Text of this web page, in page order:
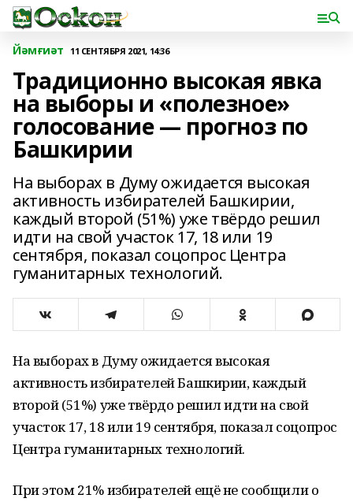
Йәмғиәт 11 СЕНТЯБРЯ 2021, 14:36
Традиционно высокая явка
на выборы и «полезное»
голосование — прогноз по
Башкирии
На выборах в Думу ожидается высокая
активность избирателей Башкирии,
каждый второй (51%) уже твёрдо решил
идти на свой участок 17, 18 или 19
сентября, показал соцопрос Центра
гуманитарных технологий.
На выборах в Думу ожидается высокая
активность избирателей Башкирии, каждый
второй (51%) уже твёрдо решил идти на свой
участок 17, 18 или 19 сентября, показал соцопрос
Центра гуманитарных технологий.
При этом 21% избирателей ещё не сообщили о